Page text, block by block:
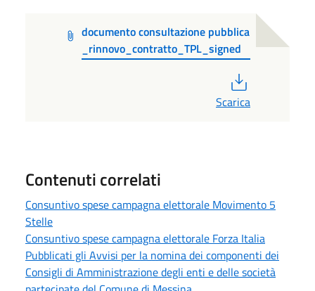
documento consultazione pubblica
_rinnovo_contratto_TPL_signed
Scarica
Contenuti correlati
Consuntivo spese campagna elettorale Movimento 5
Stelle
Consuntivo spese campagna elettorale Forza Italia
Pubblicati gli Avvisi per la nomina dei componenti dei
Consigli di Amministrazione degli enti e delle società